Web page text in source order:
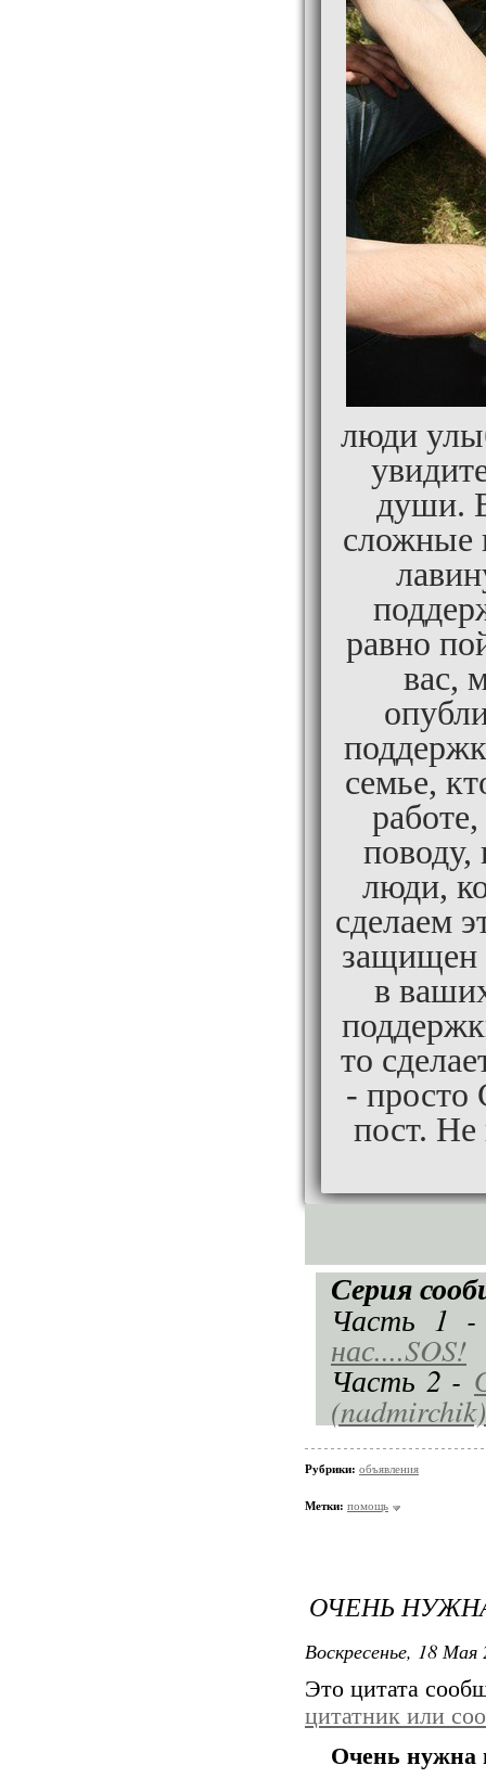
люди
души.
сложные
равно
вас,
семье,
поводу,
люди,
сделаем
защищен
в
то
-
пост.
Серия
Часть 1
нас....SOS!
Часть 2 -
Рубрики: объявления
Метки: помощь
ОЧЕНЬ
Воскресенье, 18
Это цитата
цитатник или
Очень